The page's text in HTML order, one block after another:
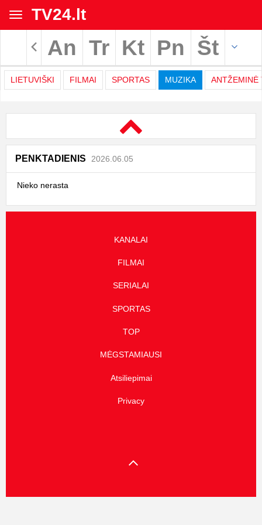
Toggle
navigation
TV24.lt
Rodyti archyvą
An Tr Kt Pn Št
LIETUVIŠKI FILMAI SPORTAS MUZIKA ANTŽEMINĖ
TV
programa
|
TV24.LT
PENKTADIENIS 2026.06.05
Nieko nerasta
KANALAI
FILMAI
SERIALAI
SPORTAS
TOP
MĖGSTAMIAUSI
Atsiliepimai
Privacy